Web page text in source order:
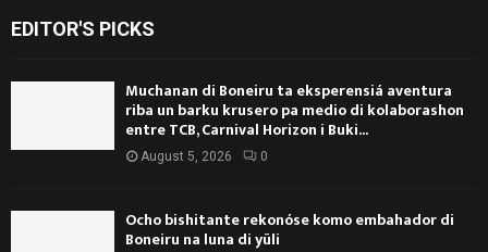
EDITOR'S PICKS
Muchanan di Boneiru ta eksperensiá aventura
riba un barku krusero pa medio di kolaborashon
entre TCB, Carnival Horizon i Buki...
August 5, 2026 0
Ocho bishitante rekonóse komo embahador di
Boneiru na luna di yüli